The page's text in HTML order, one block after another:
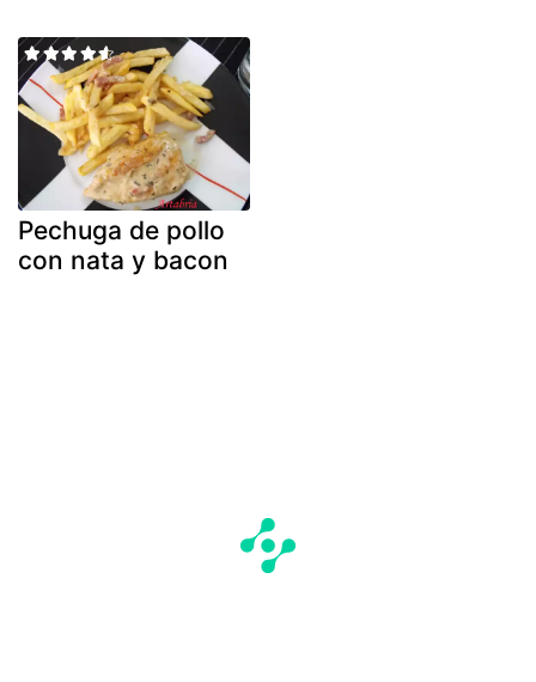
Pechuga de pollo
con nata y bacon